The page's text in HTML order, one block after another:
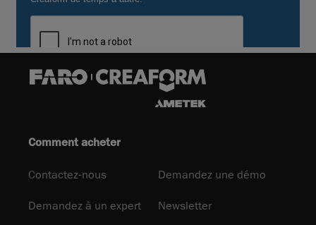
Comment acheter
Contactez-nous Demandez une démo
Demandez à un expert Newsletter